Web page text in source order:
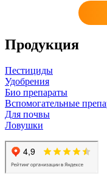
Продукция
Пестициды
Удобрения
Био препараты
Вспомогательные
Для почвы
Ловушки